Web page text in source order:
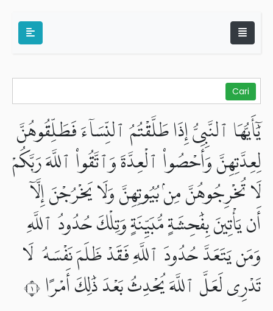
يَٰٓأَيُّهَا ٱلنَّبِىُّ إِذَا طَلَّقْتُمُ ٱلنِّسَآءَ فَطَلِّقُوهُنَّ
لِعِدَّتِهِنَّ وَأَحْصُوا۟ ٱلْعِدَّةَ وَٱتَّقُوا۟ ٱللَّهَ رَبَّكُمْ
لَا تُخْرِجُوهُنَّ مِنۢ بُيُوتِهِنَّ وَلَا يَخْرُجْنَ إِلَّآ
أَن يَأْتِينَ بِفَٰحِشَةٍ مُّبَيِّنَةٍ وَتِلْكَ حُدُودُ ٱللَّهِ
وَمَن يَتَعَدَّ حُدُودَ ٱللَّهِ فَقَدْ ظَلَمَ نَفْسَهُۥ لَا
تَدْرِى لَعَلَّ ٱللَّهَ يُحْدِثُ بَعْدَ ذَٰلِكَ أَمْرًا ١